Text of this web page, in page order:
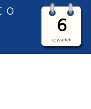
6
czwartek